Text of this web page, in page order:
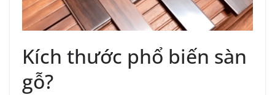
Kích thước phổ biến sàn
gỗ?